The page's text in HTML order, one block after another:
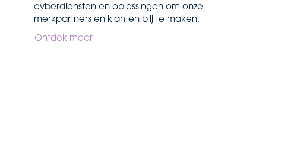
cyberdiensten en oplossingen om onze
merkpartners en klanten blij te maken.
Ontdek meer